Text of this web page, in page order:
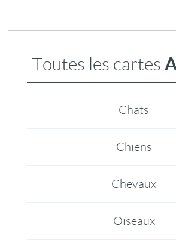
Toutes les cartes
Chats
Chiens
Chevaux
Oiseaux